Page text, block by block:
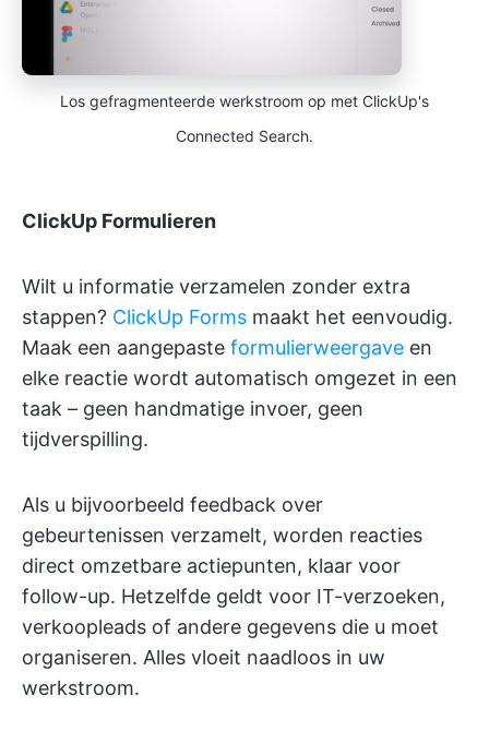
Los gefragmenteerde werkstroom op met ClickUp's
Connected Search.
ClickUp Formulieren
Wilt u informatie verzamelen zonder extra
stappen? ClickUp Forms maakt het eenvoudig.
Maak een aangepaste formulierweergave en
elke reactie wordt automatisch omgezet in een
taak – geen handmatige invoer, geen
tijdverspilling.
Als u bijvoorbeeld feedback over
gebeurtenissen verzamelt, worden reacties
direct omzetbare actiepunten, klaar voor
follow-up. Hetzelfde geldt voor IT-verzoeken,
verkoopleads of andere gegevens die u moet
organiseren. Alles vloeit naadloos in uw
werkstroom.